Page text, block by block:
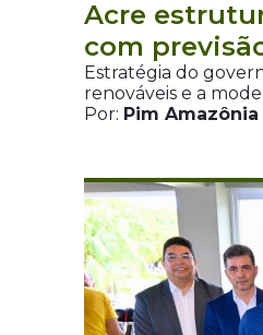
Acre
com
Estratégia do
renováveis e a
Por: Pim Amazônia